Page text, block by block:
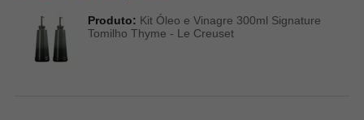
Produto: Kit Óleo e Vinagre 300ml Signature
Tomilho Thyme - Le Creuset